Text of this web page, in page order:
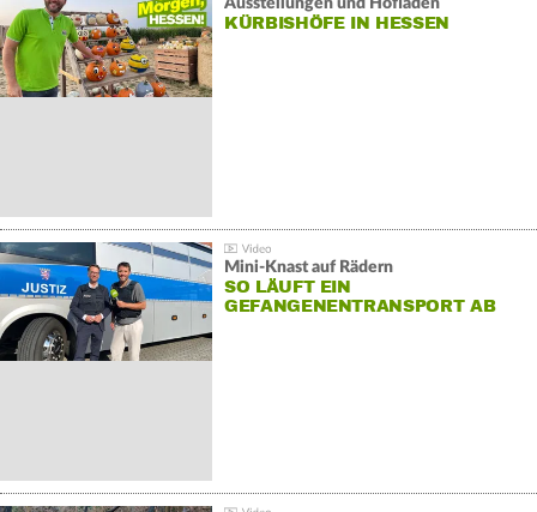
Ausstellungen und Hofläden
KÜRBISHÖFE IN HESSEN
Mini-Knast auf Rädern
SO LÄUFT EIN
GEFANGENENTRANSPORT AB